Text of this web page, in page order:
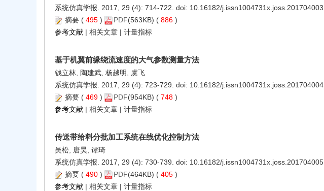
系统仿真学报. 2017, 29 (4): 714-722. doi: 10.16182/j.issn1004731x.joss.201704003
摘要 ( 495 ) PDF(563KB) ( 886 )
参考文献 | 相关文章 | 计量指标
基于机翼前缘绕流速度的大气参数测量方法
钱立林, 陶建武, 杨越明, 虞飞
系统仿真学报. 2017, 29 (4): 723-729. doi: 10.16182/j.issn1004731x.joss.201704004
摘要 ( 469 ) PDF(954KB) ( 748 )
参考文献 | 相关文章 | 计量指标
传送带给料分批加工系统在线优化控制方法
吴松, 唐昊, 谭琦
系统仿真学报. 2017, 29 (4): 730-739. doi: 10.16182/j.issn1004731x.joss.201704005
摘要 ( 490 ) PDF(464KB) ( 405 )
参考文献 | 相关文章 | 计量指标